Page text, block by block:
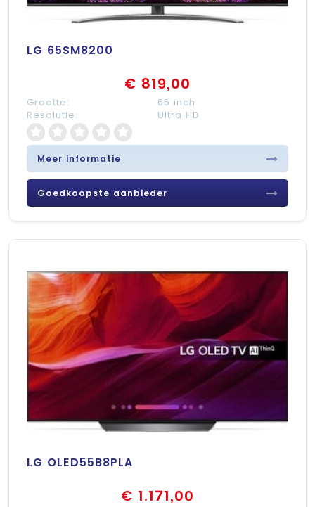
LG 65SM8200
€ 819,00
Grootte:
65 inch
Resolutie:
Ultra HD
Meer informatie
Goedkoopste aanbieder
LG OLED55B8PLA
€ 1.171,00